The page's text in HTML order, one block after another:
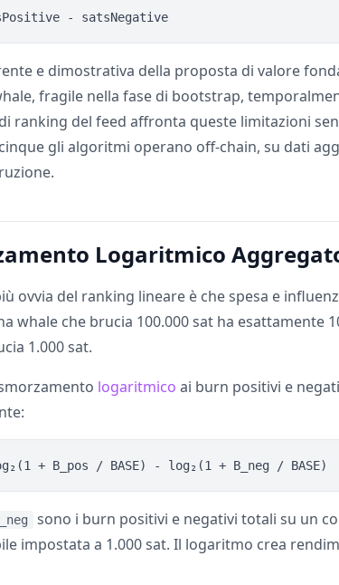
e dimostrativa della proposta di valore
fragile nella fase di bootstrap,
ranking del feed affronta queste limitazioni
gli algoritmi operano off-chain, su dati
Logaritmico
ovvia del ranking lineare è che spesa e
whale che brucia 100.000 sat ha esattamente
1.000 sat.
logaritmico ai burn positivi e
sono i burn positivi e negativi totali su un
impostata a 1.000 sat. Il logaritmo crea